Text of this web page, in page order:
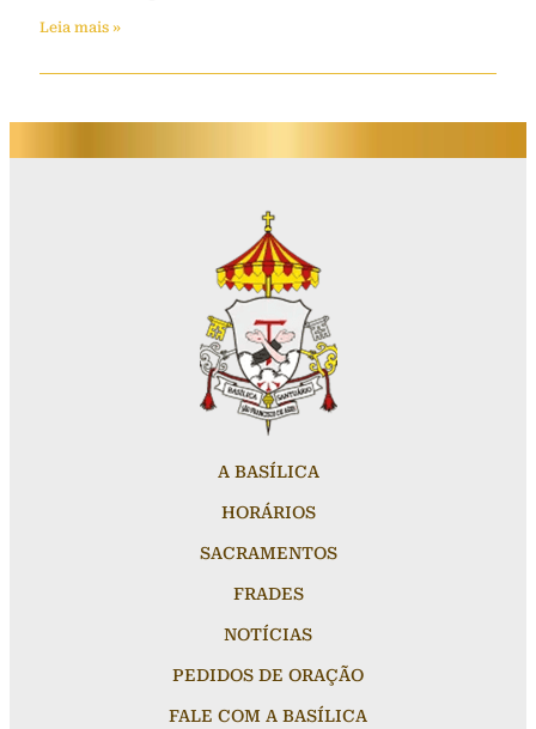
Leia mais »
A BASÍLICA
HORÁRIOS
SACRAMENTOS
FRADES
NOTÍCIAS
PEDIDOS DE ORAÇÃO
FALE COM A BASÍLICA